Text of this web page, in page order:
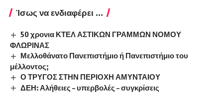
Ίσως να ενδιαφέρει ...
50 χρονια ΚΤΕΛ ΑΣΤΙΚΩΝ ΓΡΑΜΜΩΝ ΝΟΜΟΥ
ΦΛΩΡΙΝΑΣ
Μελλοθάνατο Πανεπιστήμιο ή Πανεπιστήμιο του
μέλλοντος;
Ο ΤΡΥΓΟΣ ΣΤΗΝ ΠΕΡΙΟΧΗ ΑΜΥΝΤΑΙΟΥ
ΔΕΗ: Αλήθειες – υπερβολές – συγκρίσεις